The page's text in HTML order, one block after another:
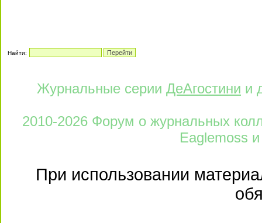
Найти:
Журнальные серии ДеАгостини и
2010-2026 Форум о журнальных
Eaglemoss и
При использовании